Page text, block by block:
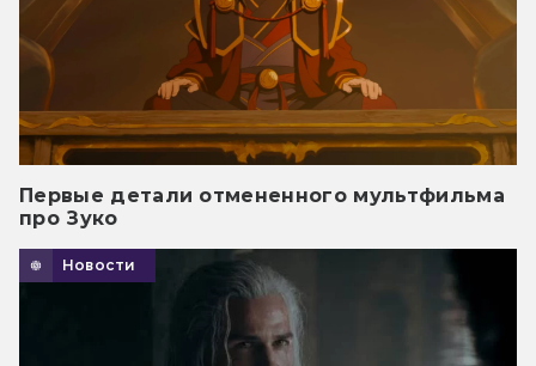
Первые детали отмененного мультфильма
про Зуко
Новости